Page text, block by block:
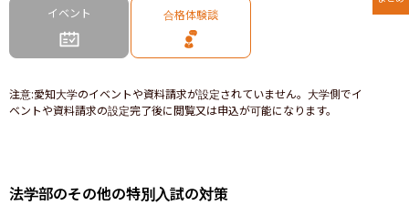
イベント 合格体験談
注意:愛知大学のイベントや資料請求が設定されていません。大学側でイ
ベントや資料請求の設定完了後に閲覧又は申込が可能になります。
法学部のその他の特別入試の対策